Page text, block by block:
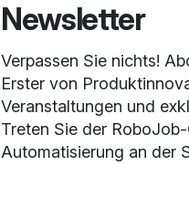
Newsletter
Verpassen Sie nichts!
Erster von
Veranstaltungen und
Treten Sie der
Automatisierung an der